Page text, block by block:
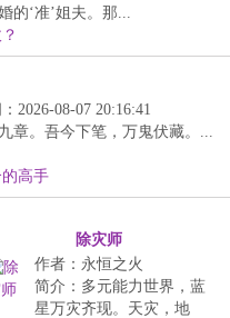
的‘准’姐夫。那...
2026-08-07 20:16:41
章。吾今下笔，万鬼伏藏。...
高手
除灾师
作者：永恒之火
简介：多元能力世界，蓝
星万灾齐现。天灾，地